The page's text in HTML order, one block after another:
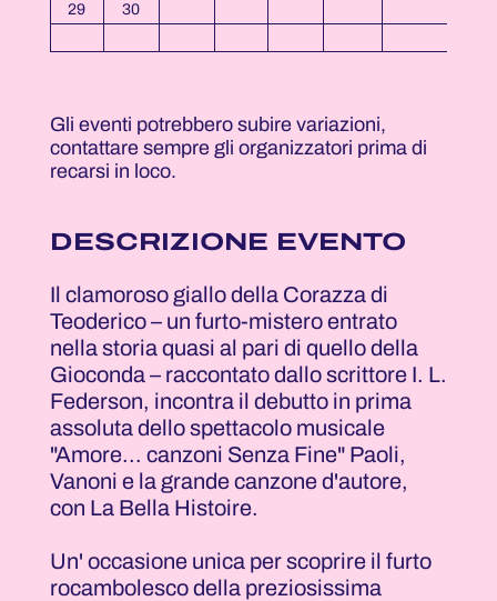
29
30
Gli eventi potrebbero subire variazioni,
contattare sempre gli organizzatori prima di
recarsi in loco.
DESCRIZIONE EVENTO
Il clamoroso giallo della Corazza di
Teoderico – un furto-mistero entrato
nella storia quasi al pari di quello della
Gioconda – raccontato dallo scrittore I. L.
Federson, incontra il debutto in prima
assoluta dello spettacolo musicale
"Amore... canzoni Senza Fine" Paoli,
Vanoni e la grande canzone d'autore,
con La Bella Histoire.
Un' occasione unica per scoprire il furto
rocambolesco della preziosissima